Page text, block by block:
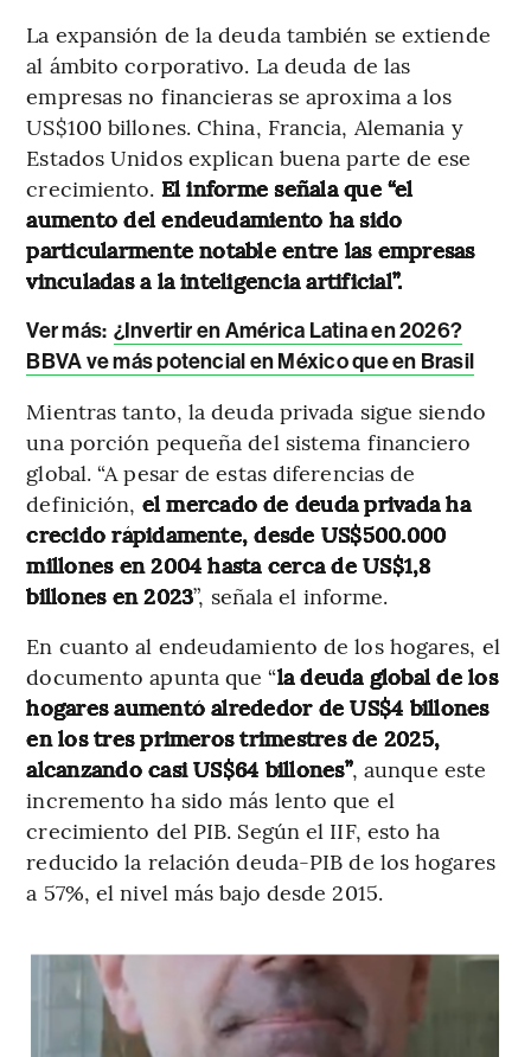
La expansión de la deuda también se extiende
al ámbito corporativo. La deuda de las
empresas no financieras se aproxima a los
US$100 billones. China, Francia, Alemania y
Estados Unidos explican buena parte de ese
crecimiento. El informe señala que “el
aumento del endeudamiento ha sido
particularmente notable entre las empresas
vinculadas a la inteligencia artificial”.
Ver más: ¿Invertir en América Latina en 2026?
BBVA ve más potencial en México que en Brasil
Mientras tanto, la deuda privada sigue siendo
una porción pequeña del sistema financiero
global. “A pesar de estas diferencias de
definición, el mercado de deuda privada ha
crecido rápidamente, desde US$500.000
millones en 2004 hasta cerca de US$1,8
billones en 2023”, señala el informe.
En cuanto al endeudamiento de los hogares, el
documento apunta que “la deuda global de los
hogares aumentó alrededor de US$4 billones
en los tres primeros trimestres de 2025,
alcanzando casi US$64 billones”, aunque este
incremento ha sido más lento que el
crecimiento del PIB. Según el IIF, esto ha
reducido la relación deuda-PIB de los hogares
a 57%, el nivel más bajo desde 2015.